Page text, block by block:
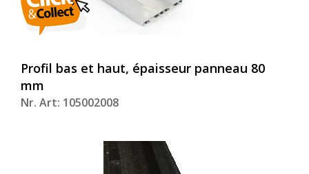
Profil bas et haut, épaisseur panneau 80
mm
Nr. Art: 105002008